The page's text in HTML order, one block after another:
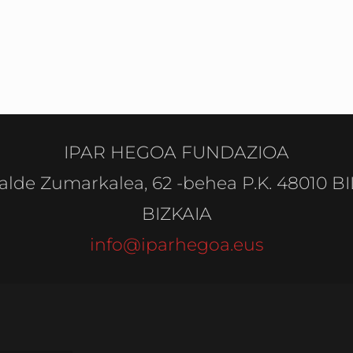
IPAR HEGOA FUNDAZIOA
Zumarkalea, 62 -behea P.K. 48010
BIZKAIA
info@iparhegoa.eus